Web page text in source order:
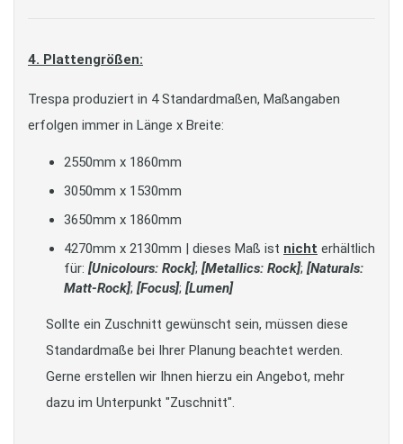
4. Plattengrößen:
Trespa produziert in 4 Standardmaßen, Maßangaben
erfolgen immer in Länge x Breite:
2550mm x 1860mm
3050mm x 1530mm
3650mm x 1860mm
4270mm x 2130mm | dieses Maß ist nicht erhältlich
für: [Unicolours: Rock]; [Metallics: Rock]; [Naturals:
Matt-Rock]; [Focus]; [Lumen]
Sollte ein Zuschnitt gewünscht sein, müssen diese
Standardmaße bei Ihrer Planung beachtet werden.
Gerne erstellen wir Ihnen hierzu ein Angebot, mehr
dazu im Unterpunkt "Zuschnitt".